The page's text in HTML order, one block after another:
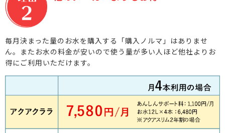
毎月決まった量のお水を購入する「購入ノルマ」はありませ
ん。またお水の料金が安いので使う量が多い人ほど他社よりお
得にご利用いただけます。